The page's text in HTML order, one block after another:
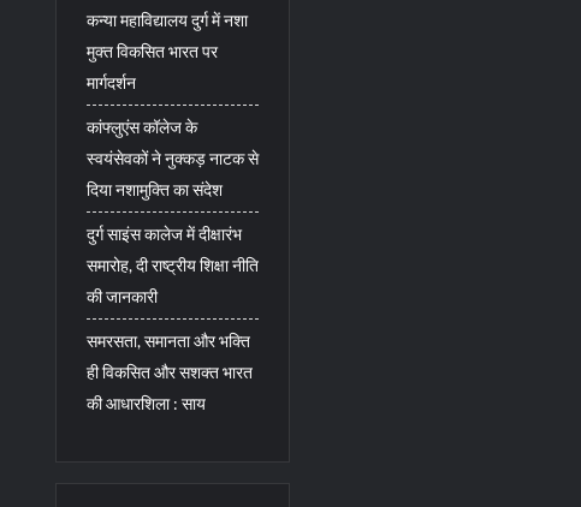
कन्या महाविद्यालय दुर्ग में नशा
मुक्त विकसित भारत पर
मार्गदर्शन
कांफ्लुएंस कॉलेज के
स्वयंसेवकों ने नुक्कड़ नाटक से
दिया नशामुक्ति का संदेश
दुर्ग साइंस कालेज में दीक्षारंभ
समारोह, दी राष्ट्रीय शिक्षा नीति
की जानकारी
समरसता, समानता और भक्ति
ही विकसित और सशक्त भारत
की आधारशिला : साय